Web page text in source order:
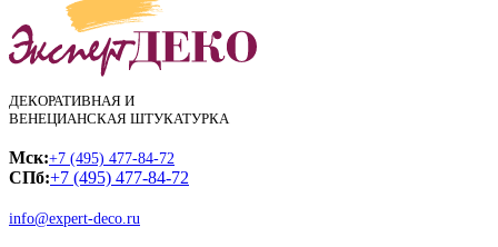
ДЕКОРАТИВНАЯ И
ВЕНЕЦИАНСКАЯ ШТУКАТУРКА
Мск:+7 (495) 477-84-72
СПб:+7 (495) 477-84-72
info@expert-deco.ru